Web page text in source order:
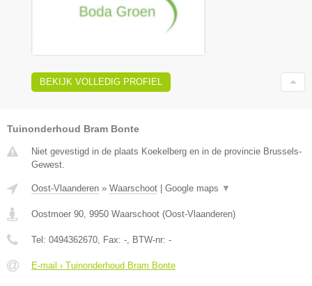
BEKIJK VOLLEDIG PROFIEL
Tuinonderhoud Bram Bonte
Niet gevestigd in de plaats Koekelberg en in de provincie Brussels-
Gewest.
Oost-Vlaanderen » Waarschoot Google maps ▼
Oostmoer 90, 9950 Waarschoot (Oost-Vlaanderen)
Tel: 0494362670, Fax: -, BTW-nr: -
E-mail › Tuinonderhoud Bram Bonte